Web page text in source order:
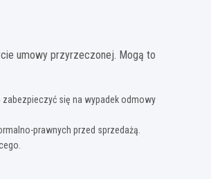
umowy przyrzeczonej. Mogą to
się na wypadek odmowy
prawnych przed sprzedażą.